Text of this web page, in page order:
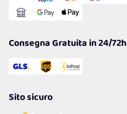
Reso Facile e Veloce
Consegna Gratuita in 24/72h
Sito sicuro